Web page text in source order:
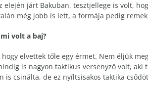
elején járt Bakuban, tesztjellege is volt,
még jobb is lett, a formája pedig
volt a baj?
elvettek tőle egy érmet. Nem éljük
is nagyon taktikus versenyző volt,
is csinálta, de ez nyíltsisakos taktika